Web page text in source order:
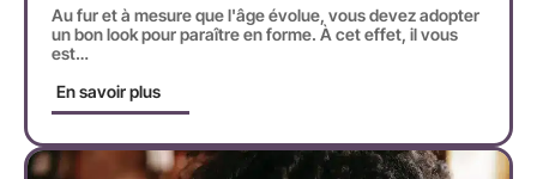
Au fur et à mesure que l'âge évolue, vous devez adopter
un bon look pour paraître en forme. À cet effet, il vous
est…
En savoir plus